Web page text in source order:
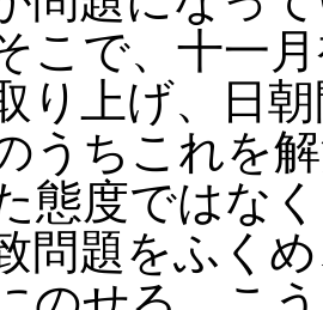
こで、十一
り上げ、日
うちこれを
態度ではな
問題をふく